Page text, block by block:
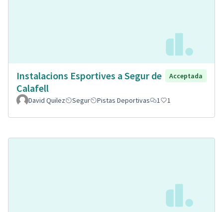
Instalacions Esportives a Segur de
Calafell
Acceptada
David Quilez Segur Pistas Deportivas 1 1